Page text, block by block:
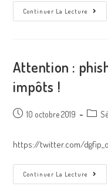
Continuer La Lecture
Attention :
impôts !
10 octobre 2019
https://twitter.com/
Continuer La Lecture